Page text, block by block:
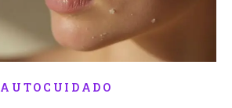
AUTOCUIDADO